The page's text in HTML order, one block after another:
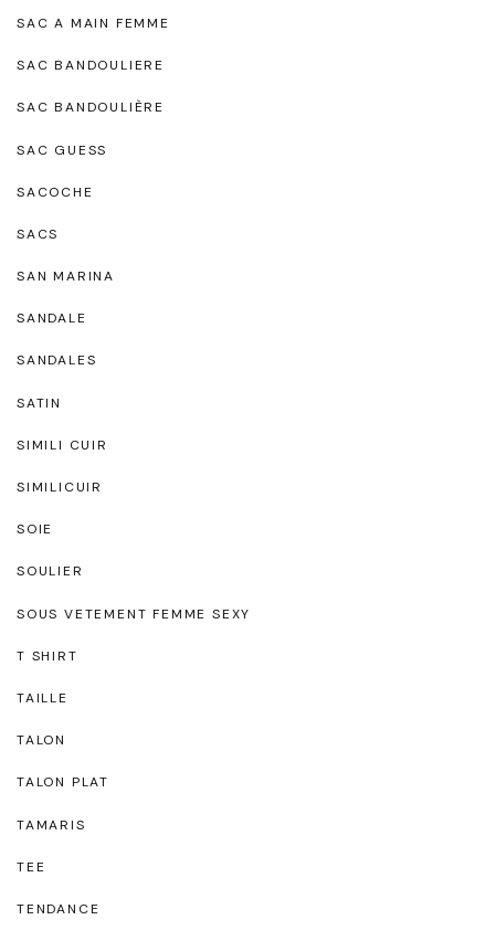
SAC A MAIN FEMME
SAC BANDOULIERE
SAC BANDOULIÈRE
SAC GUESS
SACOCHE
SACS
SAN MARINA
SANDALE
SANDALES
SATIN
SIMILI CUIR
SIMILICUIR
SOIE
SOULIER
SOUS VETEMENT FEMME SEXY
T SHIRT
TAILLE
TALON
TALON PLAT
TAMARIS
TEE
TENDANCE